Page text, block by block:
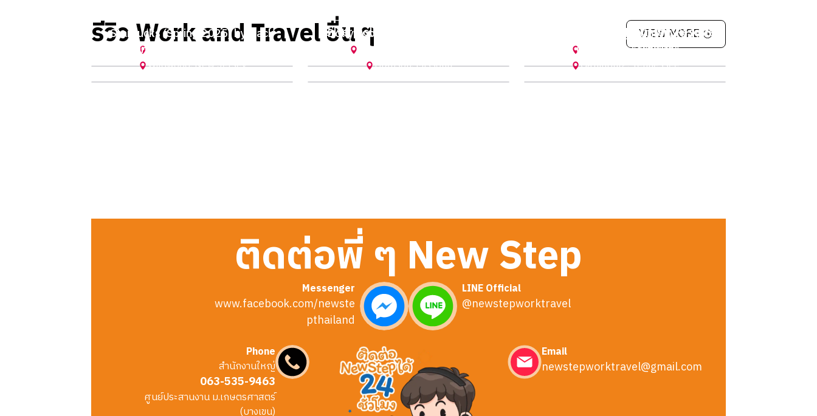
รีวิว Work and Travel อื่น ๆ VIEW MORE
Starbucks (Spring 2025) by Hack Dollywood (Spring 2025) by Mos
Pigeon Forge
Anakeesta (Spring 2023) by น้ำหอม
Gatlinburg,Tennessee
Dunkin' (Spring 2021) by กลอยใจ
Wildwood,New Jersey
Silver Dollar City (Spring 2023) by
Branson,Missouri
Westgate Smoky Mountain Resorts
(Spring 2022) by นีล
Gatlinburg,Tennessee
ติดต่อพี่ ๆ New Step
Messenger
www.facebook.com/newste
pthailand
LINE Official
@newstepworktravel
Phone
สำนักงานใหญ่
063-535-9463
ศูนย์ประสานงาน ม.เกษตรศาสตร์
(บางเขน)
Email
newstepworktravel@gmail.com